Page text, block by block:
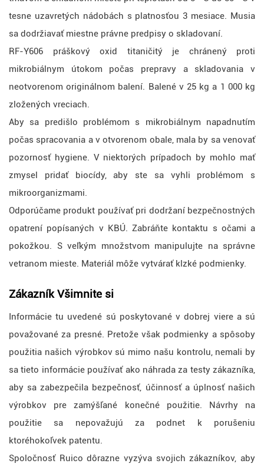
tesne uzavretých nádobách s platnosťou 3 mesiace. Musia
sa dodržiavať miestne právne predpisy o skladovaní.
RF-Y606 práškový oxid titaničitý je chránený proti
mikrobiálnym útokom počas prepravy a skladovania v
neotvorenom originálnom balení. Balené v 25 kg a 1 000 kg
zložených vreciach.
Aby sa predišlo problémom s mikrobiálnym napadnutím
počas spracovania a v otvorenom obale, mala by sa venovať
pozornosť hygiene. V niektorých prípadoch by mohlo mať
zmysel pridať biocídy, aby ste sa vyhli problémom s
mikroorganizmami.
Odporúčame produkt používať pri dodržaní bezpečnostných
opatrení popísaných v KBÚ. Zabráňte kontaktu s očami a
pokožkou. S veľkým množstvom manipulujte na správne
vetranom mieste. Materiál môže vytvárať klzké podmienky.
ZákazníkVšimnite si
Informácie tu uvedené sú poskytované v dobrej viere a sú
považované za presné. Pretože však podmienky a spôsoby
použitia našich výrobkov sú mimo našu kontrolu, nemali by
sa tieto informácie používať ako náhrada za testy zákazníka,
aby sa zabezpečila bezpečnosť, účinnosť a úplnosť našich
výrobkov pre zamýšľané konečné použitie. Návrhy na
použitie sa nepovažujú za podnet k porušeniu
ktoréhokoľvek patentu.
Spoločnosť Ruico dôrazne vyzýva svojich zákazníkov, aby